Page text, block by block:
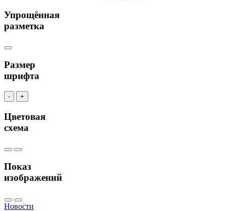
Упрощённая
разметка
Размер
шрифта
- +
Цветовая
схема
Показ
изображений
Новости